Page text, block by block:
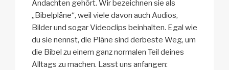
Andachten gehört. Wir bezeichnen sie als
„Bibelpläne“, weil viele davon auch Audios,
Bilder und sogar Videoclips beinhalten. Egal wie
du sie nennst, die Pläne sind derbeste Weg, um
die Bibel zu einem ganz normalen Teil deines
Alltags zu machen. Lasst uns anfangen: